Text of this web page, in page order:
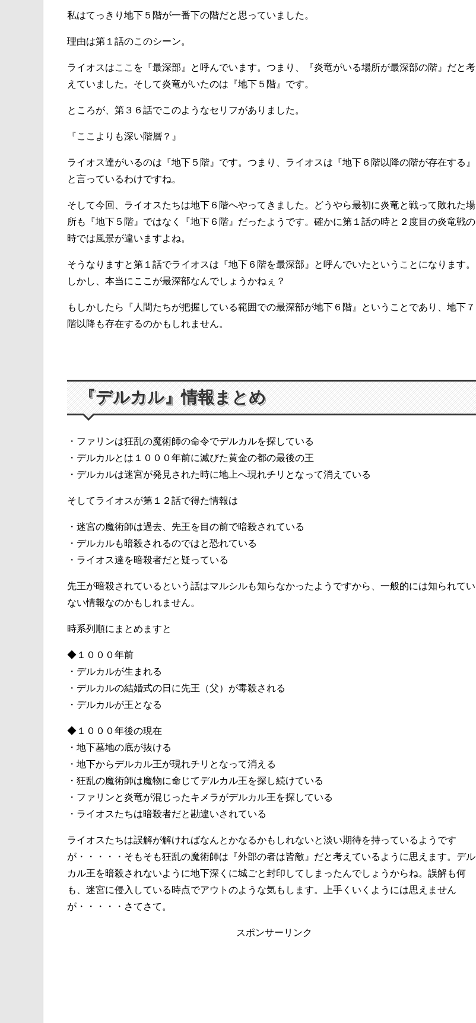
私はてっきり地下５階が一番下の階だと思っていました。
理由は第１話のこのシーン。
ライオスはここを『最深部』と呼んでいます。つまり、『炎竜がいる場所が最深部の階』だと考
えていました。そして炎竜がいたのは『地下５階』です。
ところが、第３６話でこのようなセリフがありました。
『ここよりも深い階層？』
ライオス達がいるのは『地下５階』です。つまり、ライオスは『地下６階以降の階が存在する』
と言っているわけですね。
そして今回、ライオスたちは地下６階へやってきました。どうやら最初に炎竜と戦って敗れた場
所も『地下５階』ではなく『地下６階』だったようです。確かに第１話の時と２度目の炎竜戦の
時では風景が違いますよね。
そうなりますと第１話でライオスは『地下６階を最深部』と呼んでいたということになります。
しかし、本当にここが最深部なんでしょうかねぇ？
もしかしたら『人間たちが把握している範囲での最深部が地下６階』ということであり、地下７
階以降も存在するのかもしれません。
『デルカル』情報まとめ
・ファリンは狂乱の魔術師の命令でデルカルを探している
・デルカルとは１０００年前に滅びた黄金の都の最後の王
・デルカルは迷宮が発見された時に地上へ現れチリとなって消えている
そしてライオスが第１２話で得た情報は
・迷宮の魔術師は過去、先王を目の前で暗殺されている
・デルカルも暗殺されるのではと恐れている
・ライオス達を暗殺者だと疑っている
先王が暗殺されているという話はマルシルも知らなかったようですから、一般的には知られてい
ない情報なのかもしれません。
時系列順にまとめますと
◆１０００年前
・デルカルが生まれる
・デルカルの結婚式の日に先王（父）が毒殺される
・デルカルが王となる
◆１０００年後の現在
・地下墓地の底が抜ける
・地下からデルカル王が現れチリとなって消える
・狂乱の魔術師は魔物に命じてデルカル王を探し続けている
・ファリンと炎竜が混じったキメラがデルカル王を探している
・ライオスたちは暗殺者だと勘違いされている
ライオスたちは誤解が解ければなんとかなるかもしれないと淡い期待を持っているようです
が・・・・・そもそも狂乱の魔術師は『外部の者は皆敵』だと考えているように思えます。デル
カル王を暗殺されないように地下深くに城ごと封印してしまったんでしょうからね。誤解も何
も、迷宮に侵入している時点でアウトのような気もします。上手くいくようには思えません
が・・・・・さてさて。
スポンサーリンク